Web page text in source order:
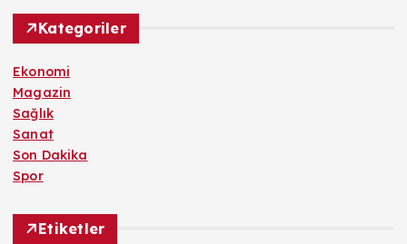
Kategoriler
Ekonomi
Magazin
Sağlık
Sanat
Son Dakika
Spor
Etiketler